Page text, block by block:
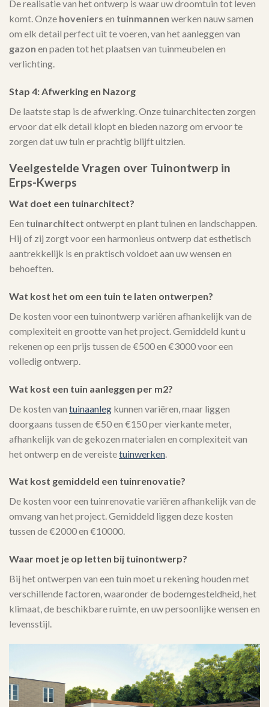
De realisatie van het ontwerp is waar uw droomtuin tot leven
komt. Onze hoveniers en tuinmannen werken nauw samen
om elk detail perfect uit te voeren, van het aanleggen van
gazon en paden tot het plaatsen van tuinmeubelen en
verlichting.
Stap 4: Afwerking en Nazorg
De laatste stap is de afwerking. Onze tuinarchitecten zorgen
ervoor dat elk detail klopt en bieden nazorg om ervoor te
zorgen dat uw tuin er prachtig blijft uitzien.
Veelgestelde Vragen over Tuinontwerp in
Erps-Kwerps
Wat doet een tuinarchitect?
Een tuinarchitect ontwerpt en plant tuinen en landschappen.
Hij of zij zorgt voor een harmonieus ontwerp dat esthetisch
aantrekkelijk is en praktisch voldoet aan uw wensen en
behoeften.
Wat kost het om een tuin te laten ontwerpen?
De kosten voor een tuinontwerp variëren afhankelijk van de
complexiteit en grootte van het project. Gemiddeld kunt u
rekenen op een prijs tussen de €500 en €3000 voor een
volledig ontwerp.
Wat kost een tuin aanleggen per m2?
De kosten van tuinaanleg kunnen variëren, maar liggen
doorgaans tussen de €50 en €150 per vierkante meter,
afhankelijk van de gekozen materialen en complexiteit van
het ontwerp en de vereistetuinwerken
Wat kost gemiddeld een tuinrenovatie?
De kosten voor een tuinrenovatie variëren afhankelijk van de
omvang van het project. Gemiddeld liggen deze kosten
tussen de €2000 en €10000.
Waar moet je op letten bij tuinontwerp?
Bij het ontwerpen van een tuin moet u rekening houden met
verschillende factoren, waaronder de bodemgesteldheid, het
klimaat, de beschikbare ruimte, en uw persoonlijke wensen en
levensstijl.